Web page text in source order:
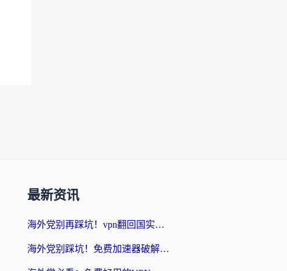
最新资讯
海外党别再踩坑！vpn翻回国实用指南——选对加速器，国内资源无缝用
海外党别踩坑！免费加速器破解版真的能用？教你无缝访问国内资源的正确姿势